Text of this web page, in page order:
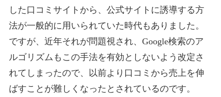
した口コミサイトから、公式サイトに誘導する方
法が一般的に用いられていた時代もありました。
ですが、近年それが問題視され、Google検索のア
ルゴリズムもこの手法を有効としないよう改定さ
れてしまったので、以前より口コミから売上を伸
ばすことが難しくなったとされているのです。